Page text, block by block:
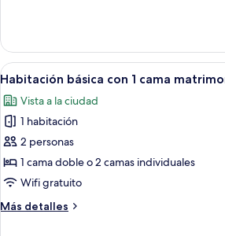
triple
Abrir
todas
las
fotos
de
Habitación
básica
1
Un
6
Habitación básica con 1 cama
Vista a la ciudad
1 habitación
2 personas
1 cama doble o 2 camas individuales
Wifi gratuito
Más detalles
Más